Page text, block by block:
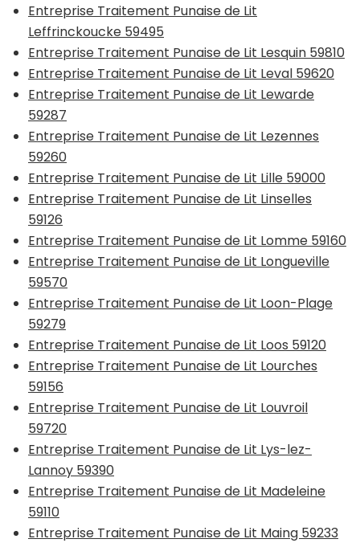
Entreprise Traitement Punaise de Lit
Leffrinckoucke 59495
Entreprise Traitement Punaise de Lit Lesquin 59810
Entreprise Traitement Punaise de Lit Leval 59620
Entreprise Traitement Punaise de Lit Lewarde
59287
Entreprise Traitement Punaise de Lit Lezennes
59260
Entreprise Traitement Punaise de Lit Lille 59000
Entreprise Traitement Punaise de Lit Linselles
59126
Entreprise Traitement Punaise de Lit Lomme 59160
Entreprise Traitement Punaise de Lit Longueville
59570
Entreprise Traitement Punaise de Lit Loon-Plage
59279
Entreprise Traitement Punaise de Lit Loos 59120
Entreprise Traitement Punaise de Lit Lourches
59156
Entreprise Traitement Punaise de Lit Louvroil
59720
Entreprise Traitement Punaise de Lit Lys-lez-
Lannoy 59390
Entreprise Traitement Punaise de Lit Madeleine
59110
Entreprise Traitement Punaise de Lit Maing 59233